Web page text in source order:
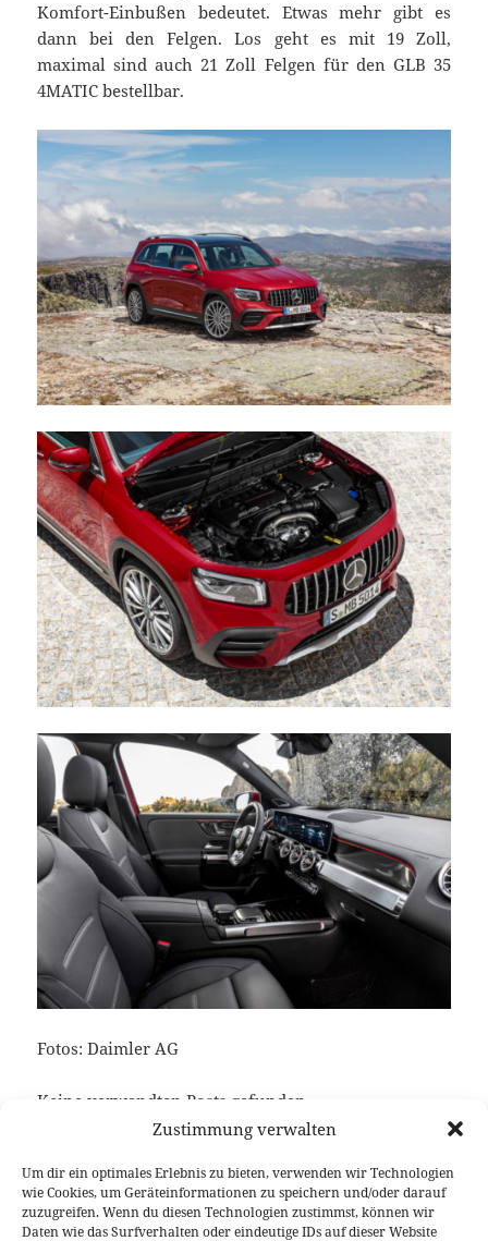
Zustimmung verwalten
Um dir ein optimales Erlebnis zu bieten, verwenden wir Technologien
wie Cookies, um Geräteinformationen zu speichern und/oder darauf
zuzugreifen. Wenn du diesen Technologien zustimmst, können wir
Daten wie das Surfverhalten oder eindeutige IDs auf dieser Website
Komfort-Einbußen bedeutet. Etwas mehr gibt es
dann bei den Felgen. Los geht es mit 19 Zoll,
maximal sind auch 21 Zoll Felgen für den GLB 35
4MATIC bestellbar.
Fotos: Daimler AG
Keine verwandten Posts gefunden.
Veröffentlicht
am
29. August 2019 Autor
Fabian Meßner Kategorien
News Schlagwörter
Mercedes-
AMG
,Mercedes-Benz GLB